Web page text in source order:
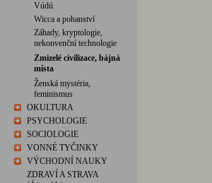
Vúdú
Wicca a pohanství
Záhady, kryptologie,
nekonvenční technologie
Zmizelé civilizace, bájná
místa
Ženská mystéria,
feminismus
OKULTURA
PSYCHOLOGIE
SOCIOLOGIE
VONNÉ TYČINKY
VÝCHODNÍ NAUKY
ZDRAVÍ A STRAVA